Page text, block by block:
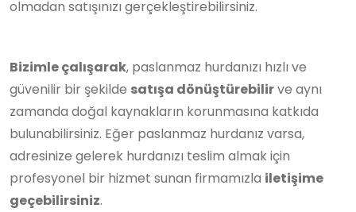
olmadan satışınızı gerçekleştirebilirsiniz.
Bizimle çalışarak, paslanmaz hurdanızı hızlı ve
güvenilir bir şekilde satışa dönüştürebilirve aynı
zamanda doğal kaynakların korunmasına katkıda
bulunabilirsiniz. Eğer paslanmaz hurdanız varsa,
adresinize gelerek hurdanızı teslim almak için
profesyonel bir hizmet sunan firmamızla iletişime
geçebilirsiniz.